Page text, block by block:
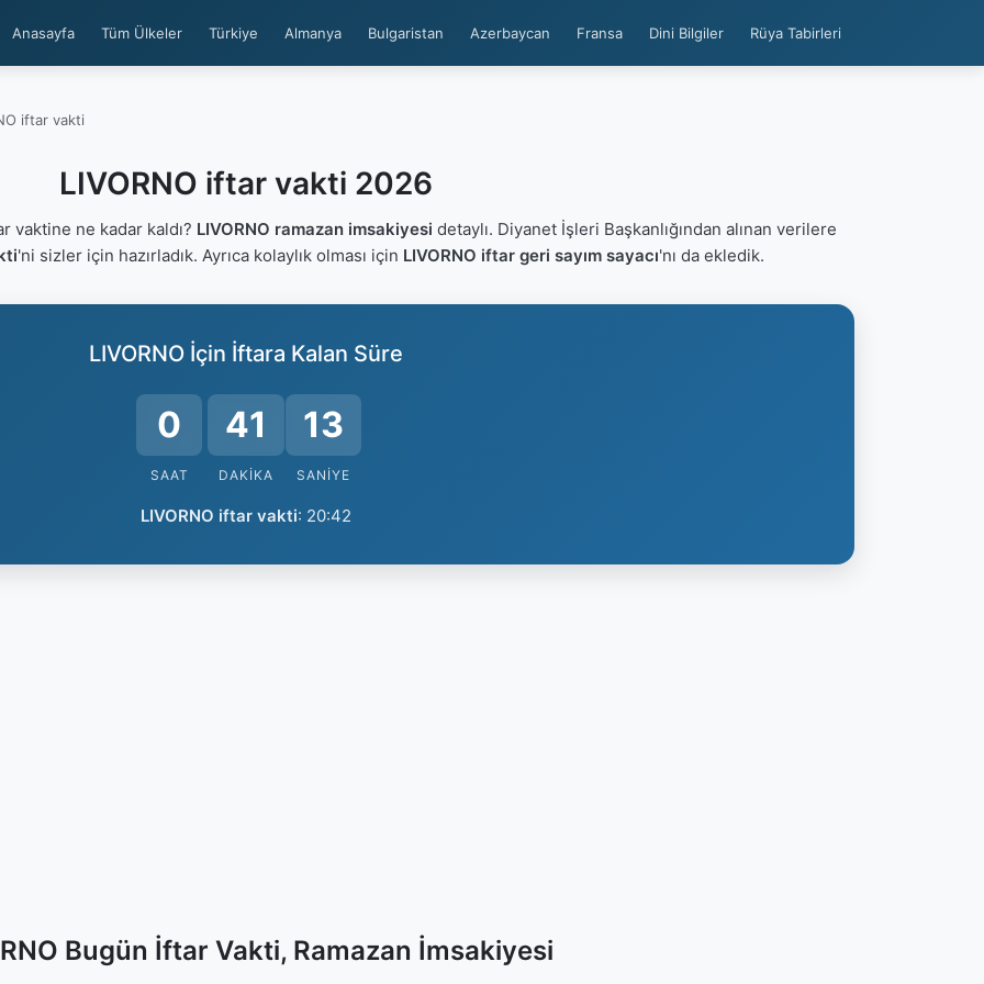
Anasayfa Tüm Ülkeler Türkiye Almanya Bulgaristan Azerbaycan Fransa Dini Bilgiler Rüya Tabirleri
iftar vakti
LIVORNO iftar vakti 2026
vaktine ne kadar kaldı? LIVORNO ramazan imsakiyesi detaylı. Diyanet İşleri Başkanlığından alınan verilere
'ni sizler için hazırladık. Ayrıca kolaylık olması için LIVORNO iftar geri sayım sayacı'nı da ekledik.
LIVORNO İçin İftara Kalan Süre
0
SAAT
41
DAKIKA
13
SANIYE
LIVORNO iftar vakti: 20:42
Bugün İftar Vakti, Ramazan İmsakiyesi